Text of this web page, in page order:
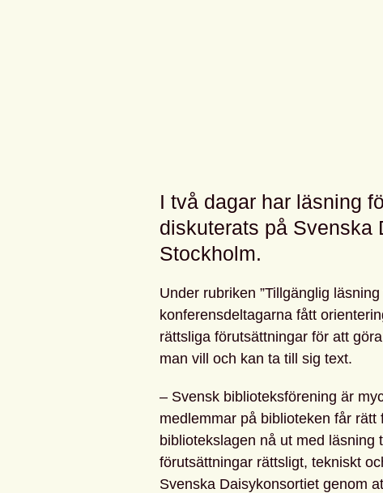
I två dagar har läsning
diskuterats på Svenska
Stockholm.
Under rubriken ”Tillgänglig
konferensdeltagarna fått
rättsliga förutsättningar för att
man vill och kan ta till sig text.
– Svensk biblioteksförening är
medlemmar på biblioteken får
bibliotekslagen nå ut med
förutsättningar rättsligt, tekniskt
Svenska Daisykonsortiet genom